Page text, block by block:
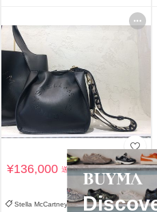
¥136,000送料込
Stella McCartney